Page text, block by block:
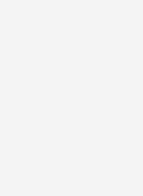
verwendet und
der